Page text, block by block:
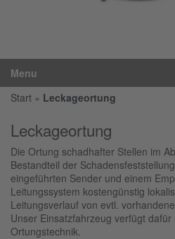
Menu
Start » Leckageortung
Leckageortung
Die Ortung schadhafter Stellen im
Bestandteil der
eingeführten Sender und einem
Leitungssystem kostengünstig
Leitungsverlauf von evtl.
Unser Einsatzfahrzeug verfügt
Ortungstechnik.